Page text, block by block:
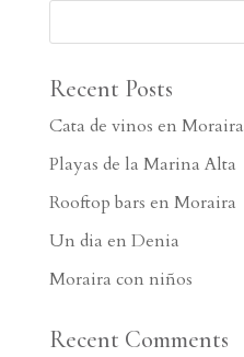
Recent Posts
Cata de vinos en Moraira
Playas de la Marina Alta
Rooftop bars en Moraira
Un dia en Denia
Moraira con niños
Recent Comments